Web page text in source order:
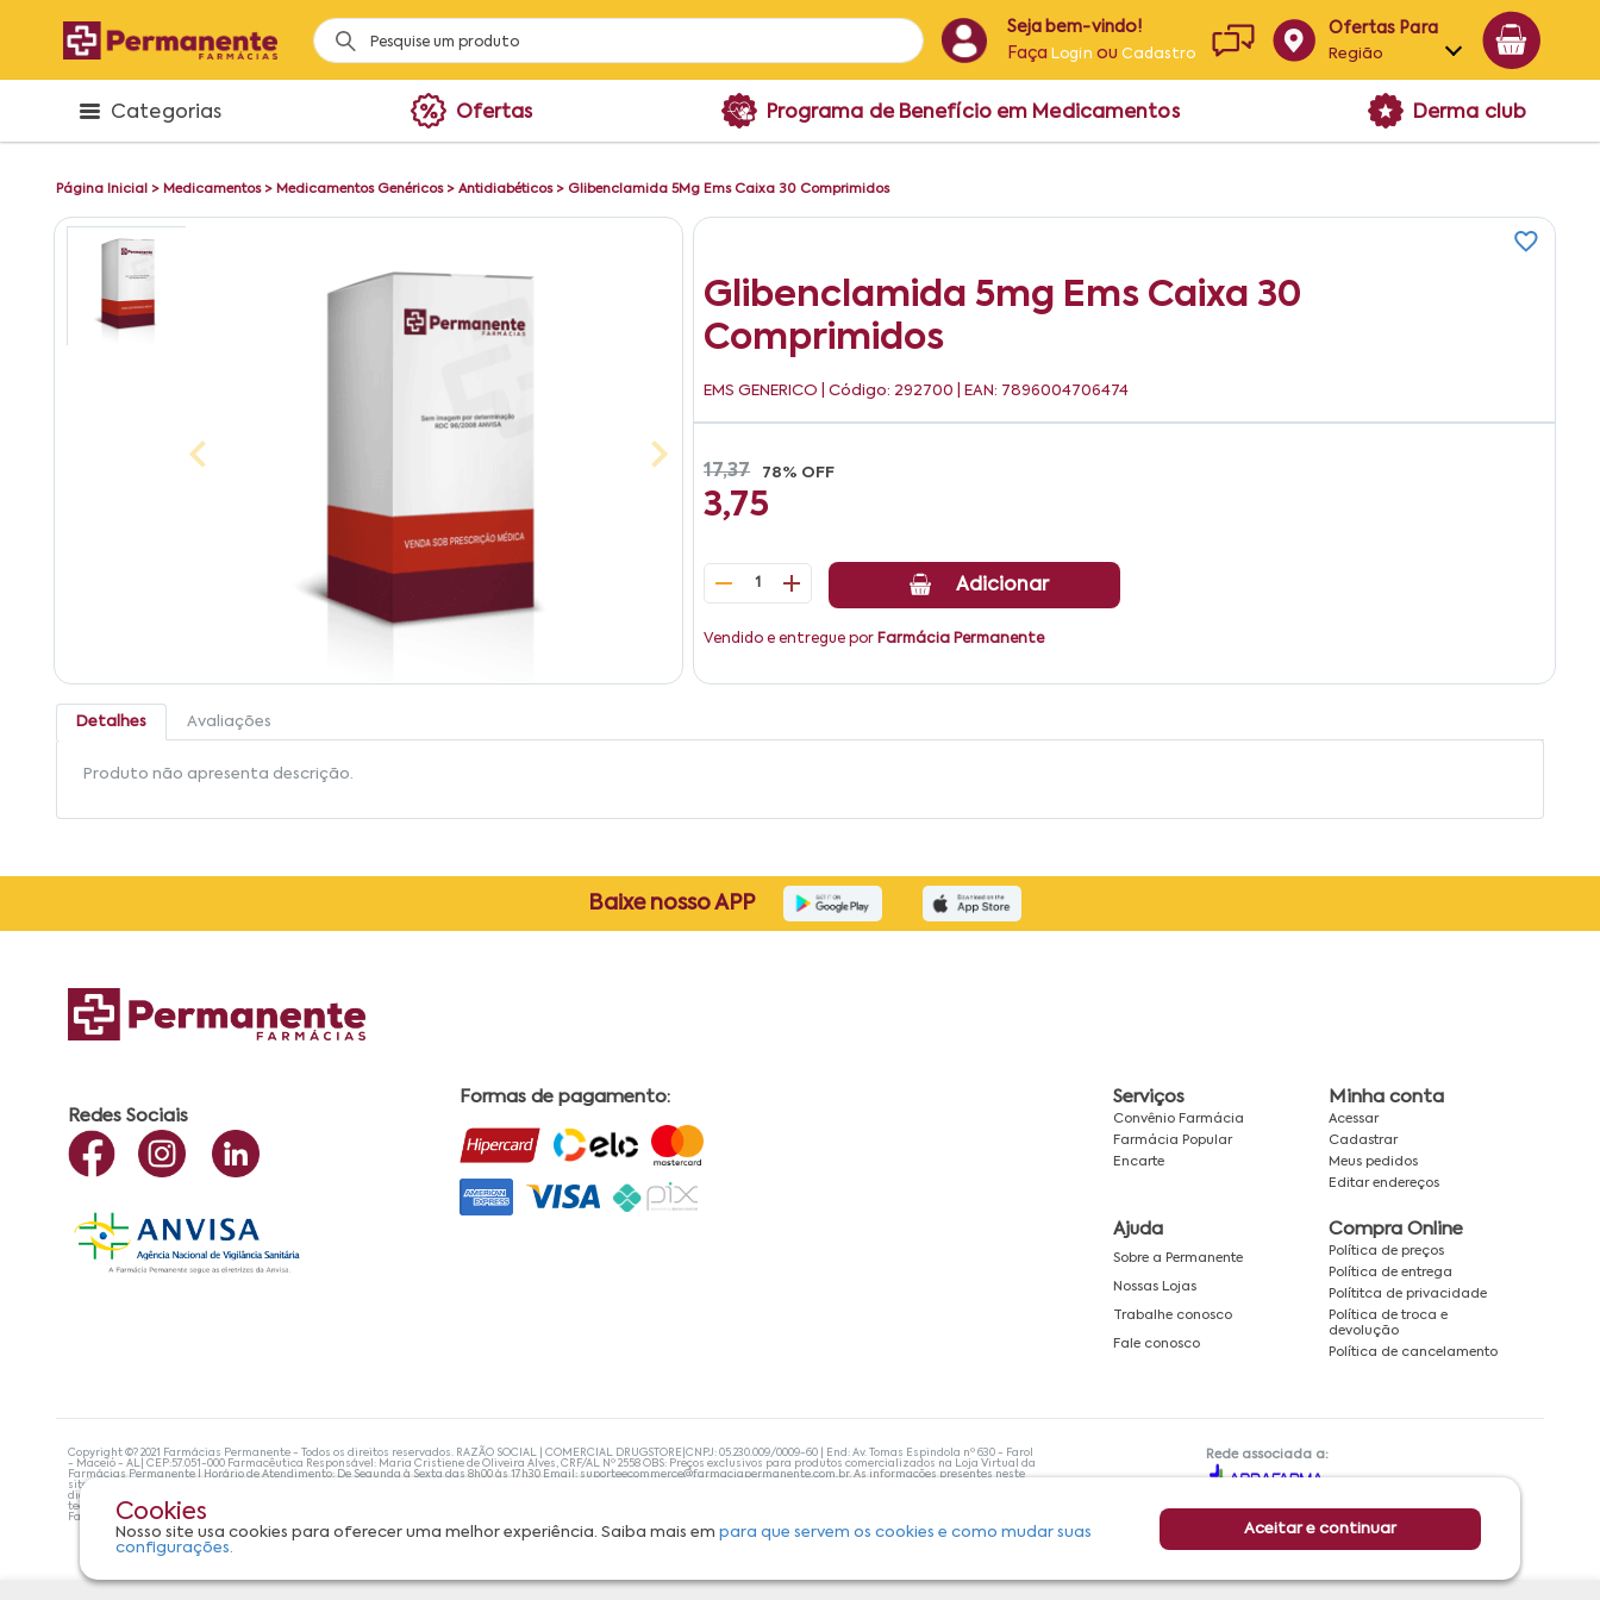
Seja bem-vindo!
Faça Login ouCadastro
Ofertas Para
Região
Alagoas
Categorias Ofertas Programa de Benefício em Medicamentos Derma club
Página Inicial > Medicamentos> Medicamentos Genéricos> Antidiabéticos> Glibenclamida 5Mg Ems Caixa 30 Comprimidos
Glibenclamida 5mg Ems Caixa 30
Comprimidos
EMS GENERICO | Código: 292700 | EAN: 7896004706474
17,37 78% OFF
3,75
1 Adicionar
Vendido e entregue por Farmácia Permanente
Detalhes Avaliações
Produto não apresenta descrição.
Cookies
Nosso site usa cookies para oferecer uma melhor experiência. Saiba mais empara que servem os cookies e como mudar suas
configurações.
Aceitar e continuar
Baixe nosso APP
Redes Sociais
Formas de pagamento: Serviços
Convênio Farmácia
Farmácia Popular
Encarte
Minha conta
Acessar
Cadastrar
Meus pedidos
Editar endereços
Ajuda
Sobre a Permanente
Nossas Lojas
Trabalhe conosco
Fale conosco
Compra Online
Política de preços
Política de entrega
Polítitca de privacidade
Política de troca e
devolução
Política de cancelamento
Copyright ©? 2021 Farmácias Permanente - Todos os direitos reservados. RAZÃO SOCIAL | COMERCIAL DRUGSTORE|CNPJ: 05.230.009/0009-60 | End: Av. Tomas Espindola nº 630 - Farol
- Maceió - AL| CEP:57.051-000 Farmacêutica Responsável: Maria Cristiene de Oliveira Alves, CRF/AL Nº 2558 OBS: Preços exclusivos para produtos comercializados na Loja Virtual da
Farmácias Permanente | Horário de Atendimento: De Segunda à Sexta das 8h00 às 17h30 Email: suporteecommerce@farmaciapermanente.com.br. As informações presentes neste
site não devem ser utilizadas para automedicação e, de forma alguma, substituem as orientações de um profissional da área médica. Apenas o médico está capacitado para
diagnosticar problemas de saúde e prescrever o tratamento adequado. Se os sintomas persistirem, um médico deve ser consultado. A Farmácia Permanente trabalha com as
tecnologias mais avançadas de proteção de dados, para que você possa realizar suas compras com tranquilidade. A privacidade e a segurança dos clientes são compromissos da
Farmácias Permanente. Todos os pedidos efetuados estão sujeitos à confirmação da disponibilidade de produto em nosso estoque.
Rede associada a: